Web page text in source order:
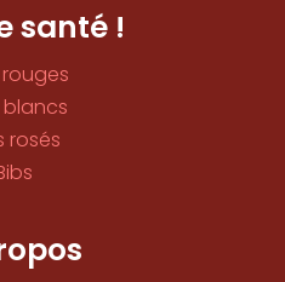
santé !
blancs
rosés